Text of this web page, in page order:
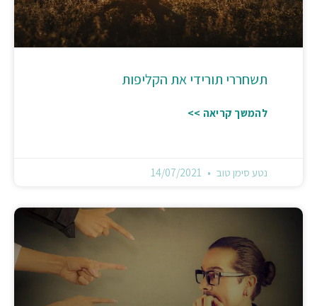
תשחררי תורידי את הקליפות
להמשך קריאה >>
נטע סימן טוב